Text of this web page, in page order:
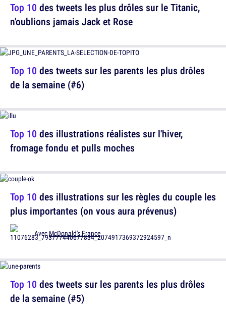
Top 10 des tweets les plus drôles sur le Titanic,
n'oublions jamais Jack et Rose
Top 10 des illustrations réalistes sur l'hiver,
fromage fondu et pulls moches
Top 10 des tweets sur les parents les plus drôles
de la semaine (#5)
Top 10 des tweets sur les parents les plus drôles
de la semaine (#6)
Top 10 des illustrations sur les règles du couple les
plus importantes (on vous aura prévenus)
AvecMcDonald's France